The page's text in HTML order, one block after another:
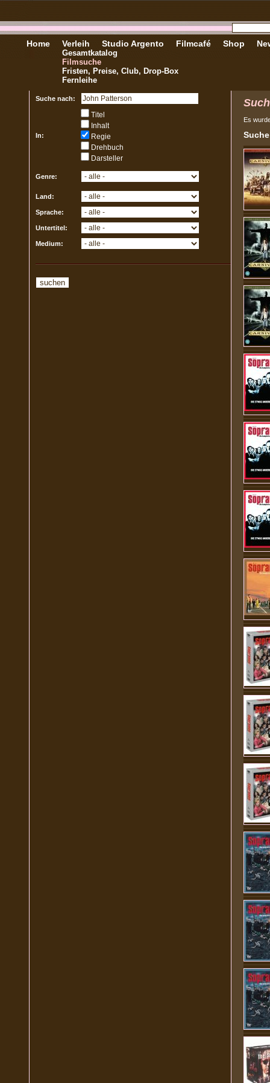
Home Verleih
Gesamtkatalog
Filmsuche
Fristen, Preise, Club, Drop-Box
Fernleihe
Studio Argento Filmcafé Shop
Suche nach:
In:
Titel
Inhalt
Regie
Drehbuch
Darsteller
Genre:
Land:
Sprache:
Untertitel:
Medium:
Es